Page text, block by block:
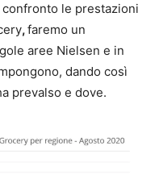
le prestazioni
,faremo un
aree Nielsen e in
dando così
prevalso e dove.